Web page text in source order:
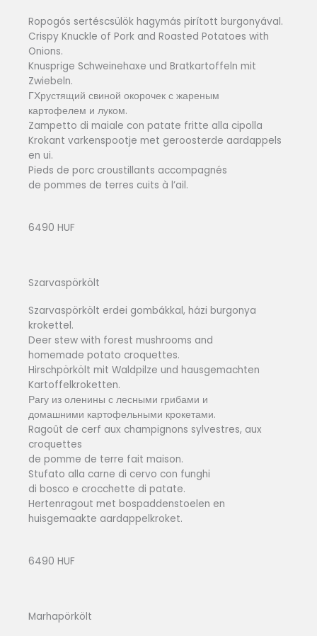
Ropogós sertéscsülök hagymás pirított burgonyával.
Crispy Knuckle of Pork and Roasted Potatoes with
Onions.
Knusprige Schweinehaxe und Bratkartoffeln mit
Zwiebeln.
ГХрустящий свиной окорочек с жареным
картофелем и луком.
Zampetto di maiale con patate fritte alla cipolla
Krokant varkenspootje met geroosterde aardappels
en ui.
Pieds de porc croustillants accompagnés
de pommes de terres cuits à l’ail.
6490 HUF
Szarvaspörkölt
Szarvaspörkölt erdei gombákkal, házi burgonya
krokettel.
Deer stew with forest mushrooms and
homemade potato croquettes.
Hirschpörkölt mit Waldpilze und hausgemachten
Kartoffelkroketten.
Рагу из оленины с лесными грибами и
домашними картофельными крокетами.
Ragoût de cerf aux champignons sylvestres, aux
croquettes
de pomme de terre fait maison.
Stufato alla carne di cervo con funghi
di bosco e crocchette di patate.
Hertenragout met bospaddenstoelen en
huisgemaakte aardappelkroket.
6490 HUF
Marhapörkölt